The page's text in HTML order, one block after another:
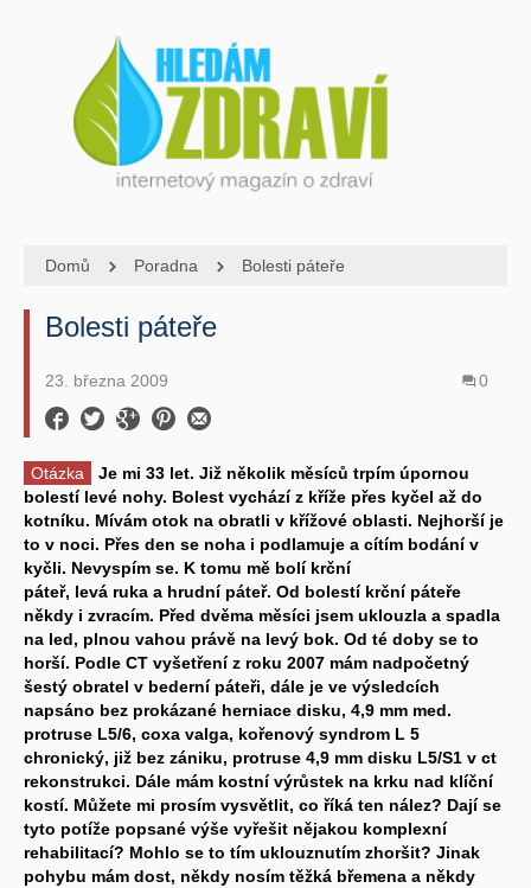
Domů Poradna Bolesti páteře
Bolesti páteře
23. března 2009 0
Otázka
Je mi 33 let. Již několik měsíců trpím úpornou
bolestí levé nohy. Bolest vychází z kříže přes kyčel až do
kotníku. Mívám otok na obratli v křížové oblasti. Nejhorší je
to v noci. Přes den se noha i podlamuje a cítím bodání v
kyčli. Nevyspím se. K tomu mě bolí krční
páteř, levá ruka a hrudní páteř. Od bolestí krční páteře
někdy i zvracím. Před dvěma měsíci jsem uklouzla a spadla
na led, plnou vahou právě na levý bok. Od té doby se to
horší. Podle CT vyšetření z roku 2007 mám nadpočetný
šestý obratel v bederní páteři, dále je ve výsledcích
napsáno bez prokázané herniace disku, 4,9 mm med.
protruse L5/6, coxa valga, kořenový syndrom L 5
chronický, již bez zániku, protruse 4,9 mm disku L5/S1 v ct
rekonstrukci. Dále mám kostní výrůstek na krku nad klíční
kostí. Můžete mi prosím vysvětlit, co říká ten nález? Dají se
tyto potíže popsané výše vyřešit nějakou komplexní
rehabilitací? Mohlo se to tím uklouznutím zhoršit? Jinak
pohybu mám dost, někdy nosím těžká břemena a někdy